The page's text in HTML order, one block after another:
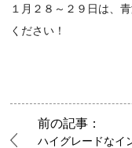
１月２８～２９日は、
ください！
前の記事：
ハイグレードなイ